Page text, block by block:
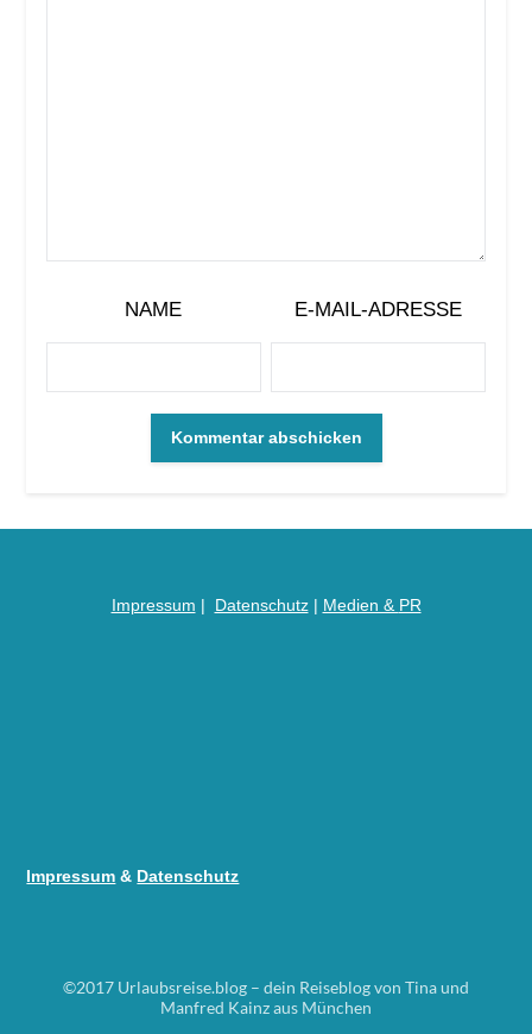
NAME E-MAIL-ADRESSE
Impressum | Datenschutz| Medien & PR
Impressum & Datenschutz
©2017 Urlaubsreise.blog – dein Reiseblog von Tina und
Manfred Kainz aus München